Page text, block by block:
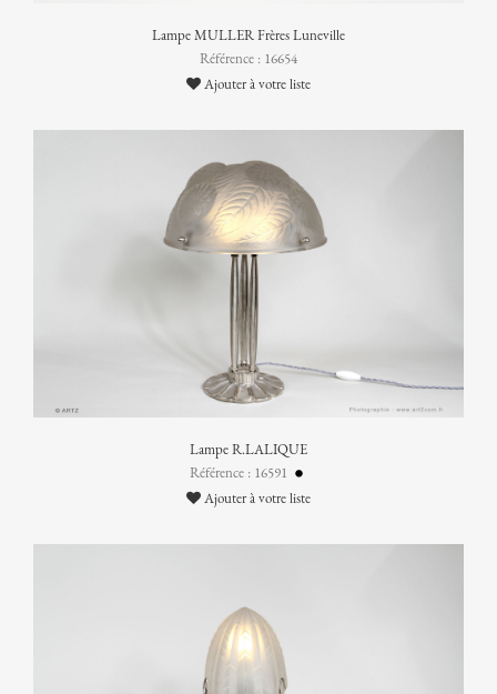
Lampe MULLER Frères Luneville
Référence : 16654
Ajouter à votre liste
Lampe R.LALIQUE
Référence : 16591
Ajouter à votre liste